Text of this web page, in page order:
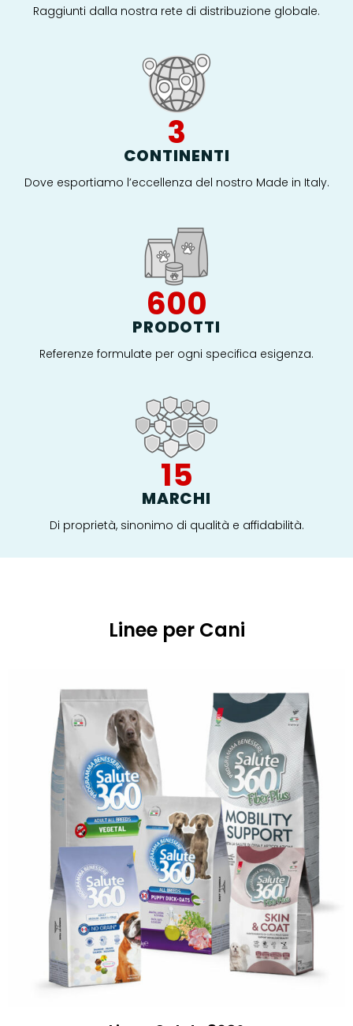
Raggiunti dalla nostra rete di distribuzione globale.
4
CONTINENTI
Dove esportiamo l’eccellenza del nostro Made in Italy.
600
PRODOTTI
Referenze formulate per ogni specifica esigenza.
15
MARCHI
Di proprietà, sinonimo di qualità e affidabilità.
Linee per Cani